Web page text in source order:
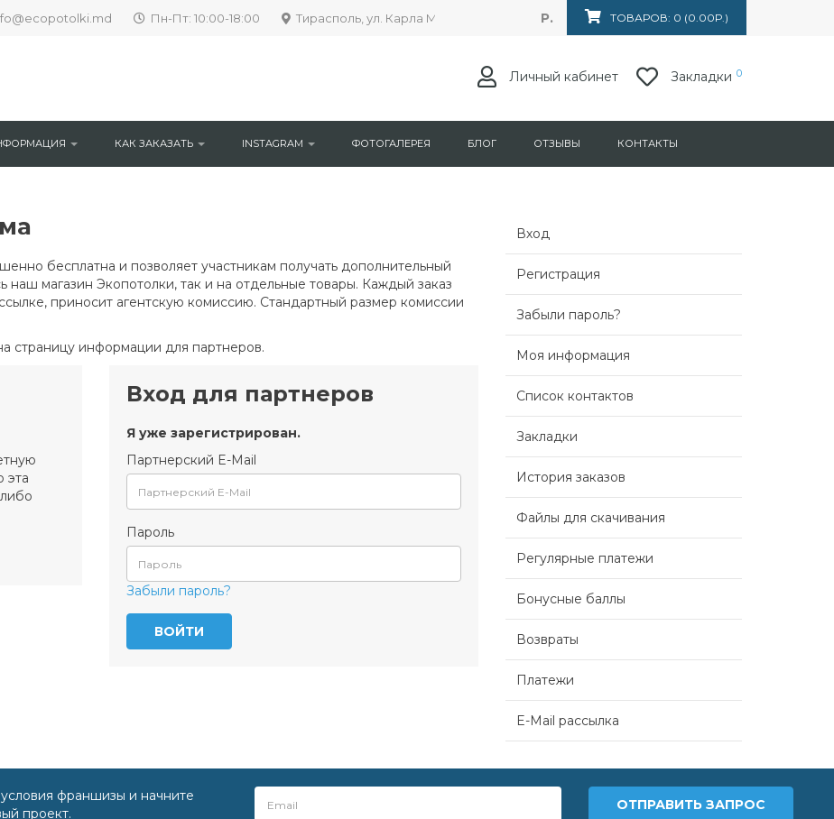
Пн-Пт: 10:00-18:00 Тирасполь, ул. Карла Маркса 153, ТЦ "Лумина". Магазин "Техника потока"
ТОВАРОВ: 0 (0.00Р.)
Р.
Личный кабинет Закладки 0
КАК ЗАКАЗАТЬ INSTAGRAM ФОТОГАЛЕРЕЯ БЛОГ ОТЗЫВЫ КОНТАКТЫ
бесплатна и позволяет участникам получать дополнительный
магазин Экопотолки, так и на отдельные товары. Каждый заказ
приносит агентскую комиссию. Стандартный размер комиссии
страницу информации для партнеров.
эта
Вход для партнеров
Я уже зарегистрирован.
Партнерский E-Mail
Пароль
Забыли пароль?
Вход
Регистрация
Забыли пароль?
Моя информация
Список контактов
Закладки
История заказов
Файлы для скачивания
Регулярные платежи
Бонусные баллы
Возвраты
Платежи
E-Mail рассылка
франшизы и начните
проект.